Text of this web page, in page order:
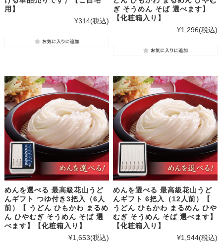
用】
¥314(税込)
ぎ そうめん そば 選べます】
【化粧箱入り】
¥1,296(税込)
めんを選べる 最高級花山うど
んギフト つゆ付き3把入（6人
前）【 うどん ひもかわ まるめ
ん ひやむぎ そうめん そば 選
べます】【化粧箱入り】
¥1,653(税込)
めんを選べる 最高級花山うど
んギフト 6把入（12人前）【
うどん ひもかわ まるめん ひや
むぎ そうめん そば 選べます】
【化粧箱入り】
¥1,944(税込)